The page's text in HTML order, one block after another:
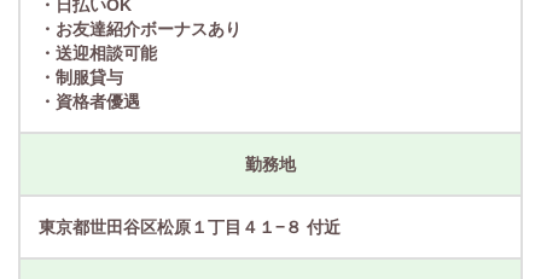
・日払いOK
・お友達紹介ボーナスあり
・送迎相談可能
・制服貸与
・資格者優遇
勤務地
東京都世田谷区松原１丁目４１−８ 付近